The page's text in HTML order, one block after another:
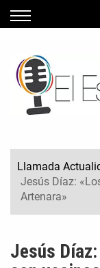
Llamada
Jesús Díaz:
Artenara»
Jesús